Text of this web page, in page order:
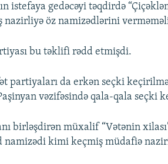
istefaya gedəcəyi təqdirdə
nazirliyə öz namizədlərini
bu təklifi rədd etmişdi.
partiyaları da erkən seçki
vəzifəsində qala-qala seçki
birləşdirən müxalif “Vətənin
namizədi kimi keçmiş müdafiə